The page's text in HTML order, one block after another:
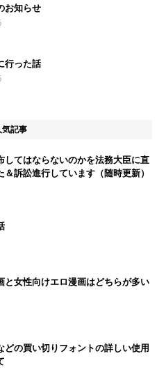
お知らせ
行った話
気記事
してはならないのかを法務大臣に直
訴訟進行しています（随時更新）
と女性向けエロ漫画はどちらが多い
どの買い切りフォントの詳しい使用